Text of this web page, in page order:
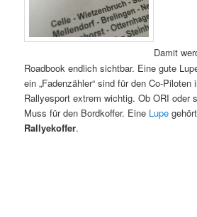
Damit
Roadbook endlich sichtbar. Eine gute
ein „Fadenzähler“ sind für den Co-
Rallyesport extrem wichtig. Ob ORI oder
Muss für den Bordkoffer. Eine Lupe
Rallyekoffer.